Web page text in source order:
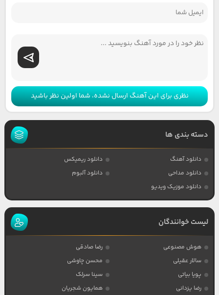
نظری برای این آهنگ ارسال نشده، شما اولین نظر باشید
دسته بندی ها
دانلود آهنگ
دانلود ریمیکس
دانلود مداحی
دانلود آلبوم
دانلود موزیک ویدیو
لیست خوانندگان
هوش مصنوعی
رضا صادقی
سالار عقیلی
محسن چاوشی
پویا بیاتی
سینا سرلک
رضا یزدانی
همایون شجریان